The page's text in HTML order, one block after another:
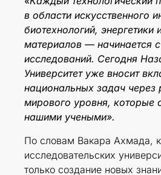
в области искусственного
биотехнологий, энергетики
материалов — начинается
исследований. Сегодня
Университет уже вносит
национальных задач через
мирового уровня, которые
нашими учеными».
По словам Вакара Ахмада,
исследовательских
только создание новых